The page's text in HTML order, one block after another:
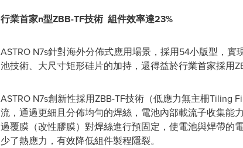
行業首家n型ZBB-TF技術 組件效率達23%
ASTRO N7s針對海外分佈式應用場景，採用54小版型，
池技術、大尺寸矩形硅片的加持，還得益於行業首家採用
ASTRO N7s創新性採用ZBB-TF技術（低應力無主柵Tiling
流，通過更細且分佈均勻的焊絲，電池內部載流子收集能
過覆膜（改性膠膜）對焊絲進行預固定，使電池與焊帶
少了熱應力，有效降低組件製程隱裂。